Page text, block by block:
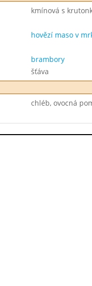
kmínová s
hovězí maso v
brambory
šťáva
chléb, ovocná